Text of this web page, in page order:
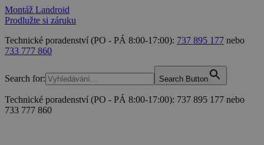
Montáž Landroid
Prodlužte si záruku
Technické poradenství (PO - PÁ 8:00-17:00): 737 895 177 nebo
733 777 860
Search for: Search Button
Technické poradenství (PO - PÁ 8:00-17:00): 737 895 177 nebo
733 777 860